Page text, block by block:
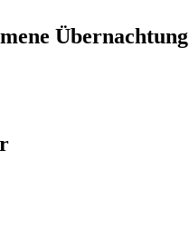
Übernachtung